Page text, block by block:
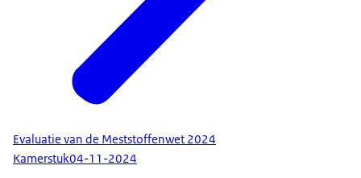
Evaluatie van de Meststoffenwet 2024
Kamerstuk04-11-2024